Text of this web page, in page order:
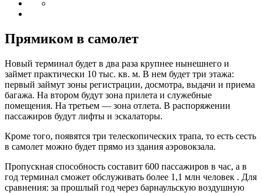
Прямиком в самолет
Новый терминал будет в два раза крупнее нынешнего и
займет практически 10 тыс. кв. м. В нем будет три этажа:
первый займут зоны регистрации, досмотра, выдачи и приема
багажа. На втором будут зона прилета и служебные
помещения. На третьем — зона отлета. В распоряжении
пассажиров будут лифты и эскалаторы.
Кроме того, появятся три телескопических трапа, то есть сесть
в самолет можно будет прямо из здания аэровокзала.
Пропускная способность составит 600 пассажиров в час, а в
год терминал сможет обслуживать более 1,1 млн человек . Для
сравнения: за прошлый год через барнаульскую воздушную